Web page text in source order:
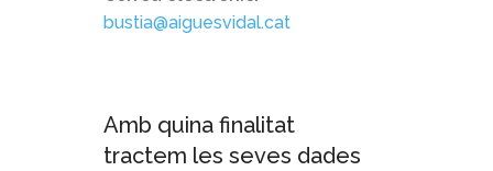
bustia@aiguesvidal.cat
Amb quina finalitat
tractem les seves dades